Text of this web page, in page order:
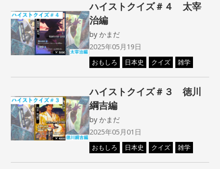
ハイストクイズ＃４ 太宰
治編
byかまだ
2025年05月19日
おもしろ 日本史 クイズ 雑学
ハイストクイズ＃３ 徳川
綱吉編
byかまだ
2025年05月01日
おもしろ 日本史 クイズ 雑学